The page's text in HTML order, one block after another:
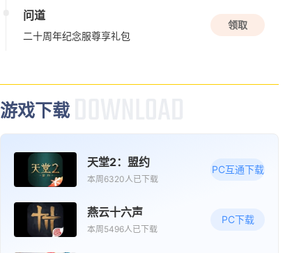
08/13周四
苍翼：混沌效应
新版本更新
诺亚传说口袋版
08/14周五
问道
二十周年纪念服尊享礼包
领取
游戏下载
天堂2：盟约
本周6320人已下载
PC互通下载
燕云十六声
本周5496人已下载
PC下载